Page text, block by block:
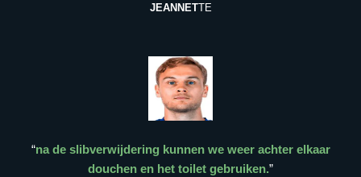
JEANNETTE
“na de slibverwijdering kunnen we weer achter elkaar
douchen en het toilet gebruiken.”